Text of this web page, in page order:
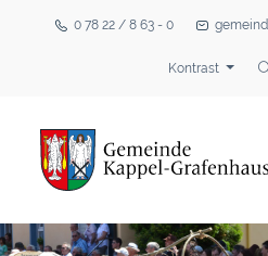
0 78 22 / 8 63 - 0
Kontrast